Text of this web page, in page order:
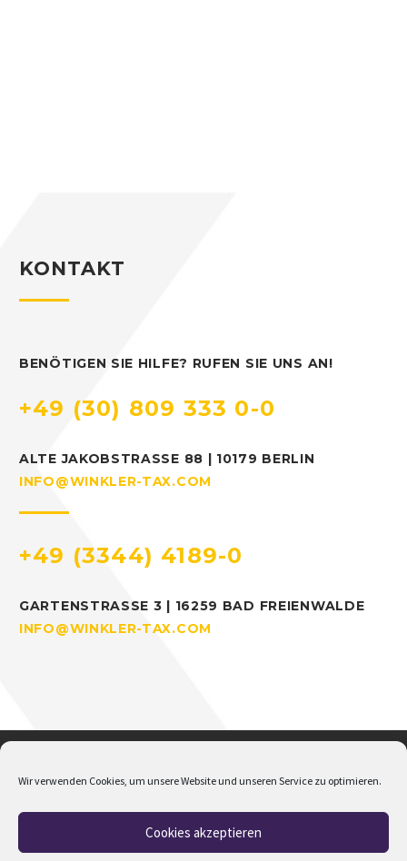
Wir verwenden Cookies, um unsere Website und unseren Service zu optimieren.
Cookies akzeptieren
KONTAKT
BENÖTIGEN SIE HILFE? RUFEN SIE UNS AN!
+49 (30) 809 333 0-0
ALTE JAKOBSTRASSE 88 | 10179 BERLIN
INFO@WINKLER-TAX.COM
+49 (3344) 4189-0
GARTENSTRASSE 3 | 16259 BAD FREIENWALDE
INFO@WINKLER-TAX.COM